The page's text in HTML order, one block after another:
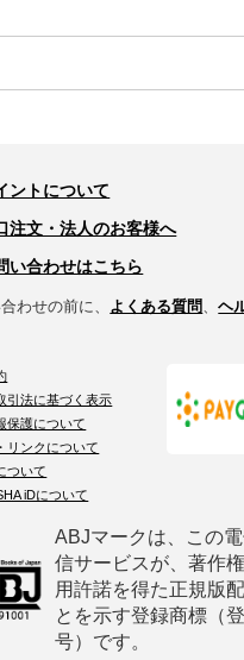
ントについて
注文・法人のお客様へ
い合わせはこちら
わせの前に、 よくある質問 、ヘ
引法に基づく表示
保護について
リンクについて
ついて
iDについて
ABJマークは、この
信サービスが、著作
用許諾を得た正規版
とを示す登録商標（
号）です。